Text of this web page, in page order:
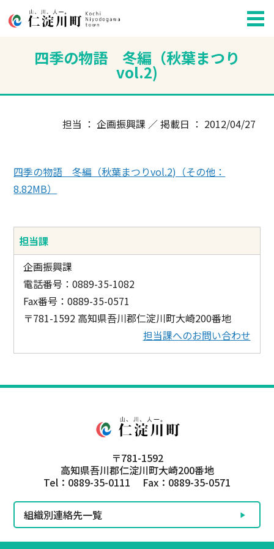
四季の物語 冬編（秋葉まつり
vol.2)
担当 ： 企画振興課 ／ 掲載日 ： 2012/04/27
四季の物語 冬編（秋葉まつりvol.2)（その他：
8.82MB）
担当課
企画振興課
電話番号：0889-35-1082
Fax番号：0889-35-0571
〒781-1592 高知県吾川郡仁淀川町大崎200番地
担当課へのお問い合わせ
〒781-1592
高知県吾川郡仁淀川町大崎200番地
Tel：0889-35-0111 Fax：0889-35-0571
組織別連絡先一覧